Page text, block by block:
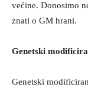
većine. Donosimo
znati o GM hrani.
Genetski
Genetski